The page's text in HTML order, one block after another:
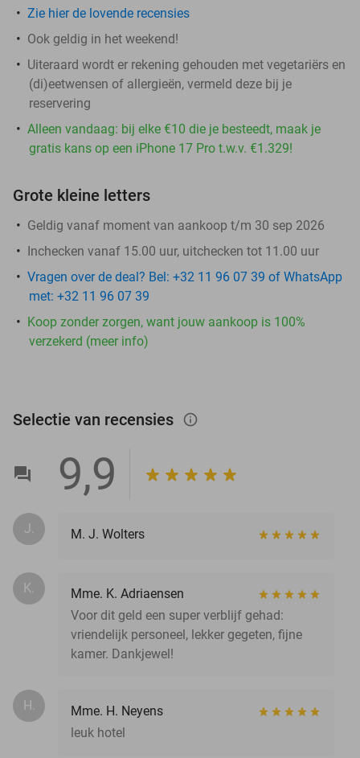
Zie hier de lovende recensies
Ook geldig in het weekend!
Uiteraard wordt er rekening gehouden met vegetariërs en
(di)eetwensen of allergieën, vermeld deze bij je
reservering
Alleen vandaag: bij elke €10 die je besteedt, maak je
gratis kans op een iPhone 17 Pro t.w.v. €1.329!
Grote kleine letters
Geldig vanaf moment van aankoop t/m 30 sep 2026
Inchecken vanaf 15.00 uur, uitchecken tot 11.00 uur
Vragen over de deal? Bel: +32 11 96 07 39 of WhatsApp
met: +32 11 96 07 39
Koop zonder zorgen, want jouw aankoop is 100%
verzekerd (meer info)
Selectie van recensies info_outlined
9,9
J. M. J. Wolters
K.
Mme. K. Adriaensen
Voor dit geld een super verblijf gehad:
vriendelijk personeel, lekker gegeten, fijne
kamer. Dankjewel!
H.
Mme. H. Neyens
leuk hotel